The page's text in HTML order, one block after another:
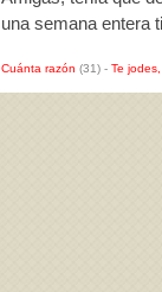
una semana entera
Cuánta razón (31) - Te